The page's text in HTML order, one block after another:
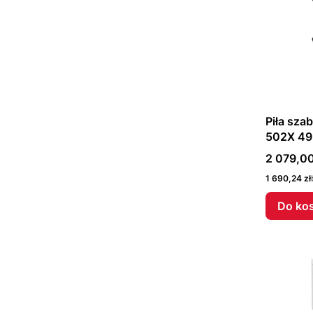
Piła
502X
Packout!
Cena
2
Cena
1 690,24 zł
Do